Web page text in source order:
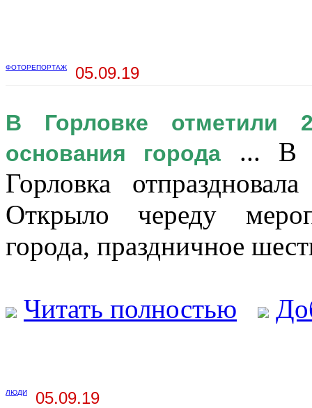
ФОТОРЕПОРТАЖ 05.09.19
В Горловке отметили
основания города
... В
Горловка
Открыло череду
города, праздничное
Читать полностью
ЛЮДИ 05.09.19